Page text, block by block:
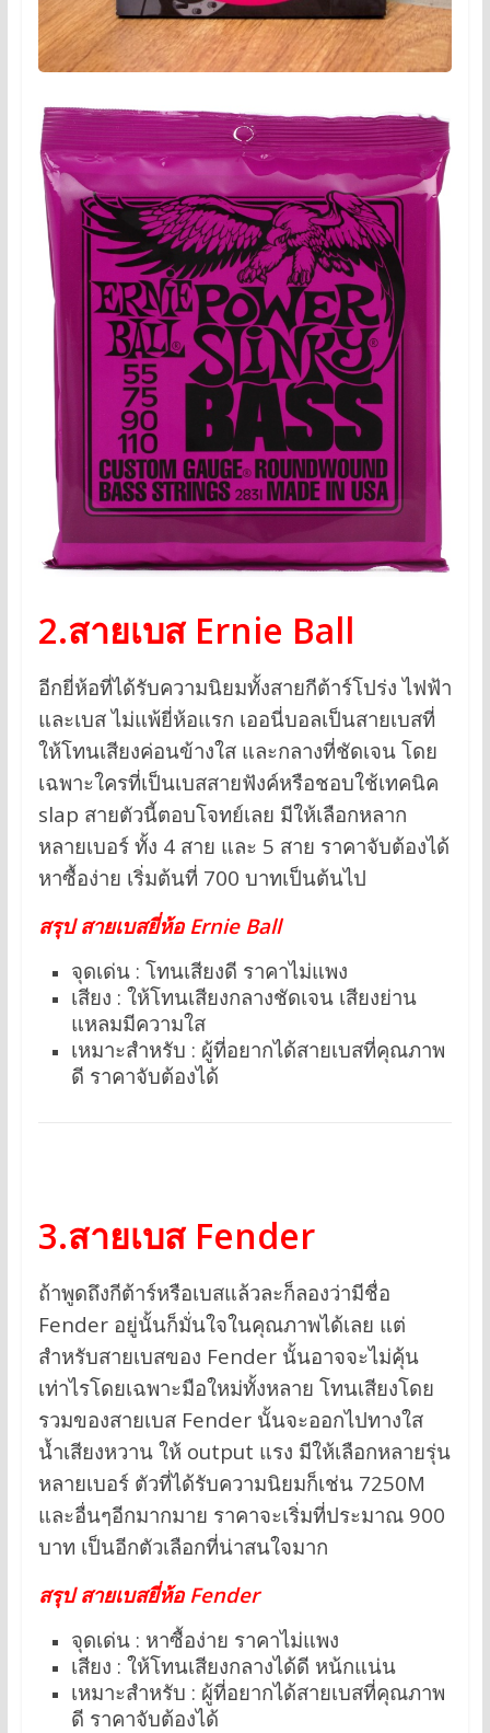
2.สายเบส Ernie Ball
อีกยี่ห้อที่ได้รับความนิยมทั้งสายกีต้าร์โปร่ง ไฟฟ้า
และเบส ไม่แพ้ยี่ห้อแรก เออนี่บอลเป็นสายเบสที่
ให้โทนเสียงค่อนข้างใส และกลางที่ชัดเจน โดย
เฉพาะใครที่เป็นเบสสายฟังค์หรือชอบใช้เทคนิค
slap สายตัวนี้ตอบโจทย์เลย มีให้เลือกหลาก
หลายเบอร์ ทั้ง 4 สาย และ 5 สาย ราคาจับต้องได้
หาซื้อง่าย เริ่มต้นที่ 700 บาทเป็นต้นไป
สรุป สายเบสยี่ห้อ Ernie Ball
จุดเด่น : โทนเสียงดี ราคาไม่แพง
เสียง : ให้โทนเสียงกลางชัดเจน เสียงย่าน
แหลมมีความใส
เหมาะสำหรับ : ผู้ที่อยากได้สายเบสที่คุณภาพ
ดี ราคาจับต้องได้
3.สายเบส Fender
ถ้าพูดถึงกีต้าร์หรือเบสแล้วละก็ลองว่ามีชื่อ
Fender อยู่นั้นก็มั่นใจในคุณภาพได้เลย แต่
สำหรับสายเบสของ Fender นั้นอาจจะไม่คุ้น
เท่าไรโดยเฉพาะมือใหม่ทั้งหลาย โทนเสียงโดย
รวมของสายเบส Fender นั้นจะออกไปทางใส
น้ำเสียงหวาน ให้ output แรง มีให้เลือกหลายรุ่น
หลายเบอร์ ตัวที่ได้รับความนิยมก็เช่น 7250M
และอื่นๆอีกมากมาย ราคาจะเริ่มที่ประมาณ 900
บาท เป็นอีกตัวเลือกที่น่าสนใจมาก
สรุป สายเบสยี่ห้อ Fender
จุดเด่น : หาซื้อง่าย ราคาไม่แพง
เสียง : ให้โทนเสียงกลางได้ดี หน้กแน่น
เหมาะสำหรับ : ผู้ที่อยากได้สายเบสที่คุณภาพ
ดี ราคาจับต้องได้